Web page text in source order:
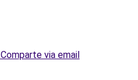
Comparte via email